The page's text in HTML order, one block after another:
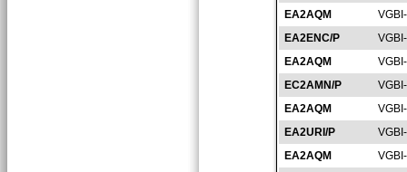
EA2AQM
EA2ENC/P
EA2AQM
EC2AMN/P
EA2AQM
EA2URI/P
EA2AQM